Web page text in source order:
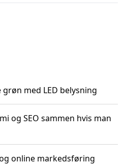
med LED belysning
og SEO sammen hvis man
online markedsføring